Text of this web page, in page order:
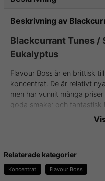
Beskrivning av
Blackcurrant Tunes /
Eukalyptus
Flavour Boss är en brittisk
koncentrat. De är relativt
men har vunnit många
goda smaker och fantastisk
För mer info om Flavour
essenser besök dem då på
Relaterade kategorier
Koncentrat Flavour Boss